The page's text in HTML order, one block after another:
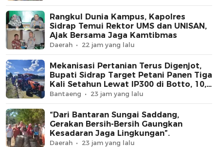
Rangkul Dunia Kampus, Kapolres
Sidrap Temui Rektor UMS dan UNISAN,
Ajak Bersama Jaga Kamtibmas
Daerah 22 jam yang lalu
Mekanisasi Pertanian Terus Digenjot,
Bupati Sidrap Target Petani Panen Tiga
Kali Setahun Lewat IP300 di Botto, 10,5
Hektare Sawah Langsung Diolah
dengan Rotavator dan Traktor
Bantaeng 23 jam yang lalu
“Dari Bantaran Sungai Saddang,
Gerakan Bersih-Bersih Gaungkan
Kesadaran Jaga Lingkungan”.
Daerah 23 jam yang lalu